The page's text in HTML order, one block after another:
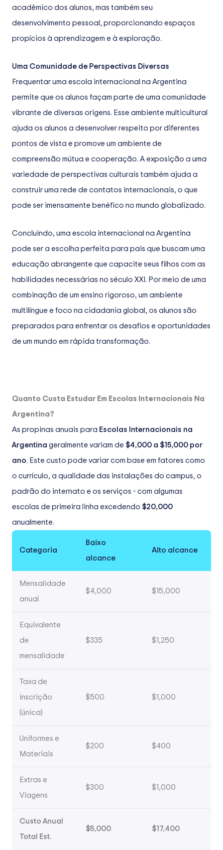
acadêmico dos alunos, mas também seu
desenvolvimento pessoal, proporcionando espaços
propícios à aprendizagem e à exploração.
Uma Comunidade de Perspectivas Diversas
Frequentar uma escola internacional na Argentina
permite que os alunos façam parte de uma comunidade
vibrante de diversas origens. Esse ambiente multicultural
ajuda os alunos a desenvolver respeito por diferentes
pontos de vista e promove um ambiente de
compreensão mútua e cooperação. A exposição a uma
variedade de perspectivas culturais também ajuda a
construir uma rede de contatos internacionais, o que
pode ser imensamente benéfico no mundo globalizado.
Concluindo, uma escola internacional na Argentina
pode ser a escolha perfeita para pais que buscam uma
educação abrangente que capacite seus filhos com as
habilidades necessárias no século XXI. Por meio de uma
combinação de um ensino rigoroso, um ambiente
multilíngue e foco na cidadania global, os alunos são
preparados para enfrentar os desafios e oportunidades
de um mundo em rápida transformação.
Quanto Custa Estudar Em Escolas Internacionais Na
Argentina?
As propinas anuais para Escolas Internacionais na
Argentina geralmente variam de $4,000 a $15,000 por
ano. Este custo pode variar com base em fatores como
o currículo, a qualidade das instalações do campus, o
padrão do internato e os serviços - com algumas
escolas de primeira linha excedendo $20,000
anualmente.
Categoria
Baixo
alcance
Alto alcance
Mensalidade
anual
$4,000 $15,000
Equivalente
de
mensalidade
$335 $1,250
Taxa de
inscrição
(única)
$500 $1,000
Uniformes e
Materiais
$200 $400
Extras e
Viagens
$300 $1,000
Custo Anual
Total Est.
$5,000 $17,400